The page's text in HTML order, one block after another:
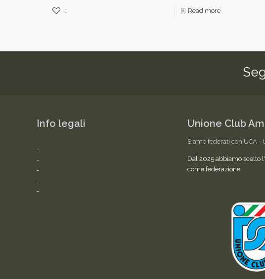
1 Read more
Info legali
-
-
-
-
-
Unione Club
Siamo federati con UCA -
Dal 2025 abbiamo scelto
come federazione